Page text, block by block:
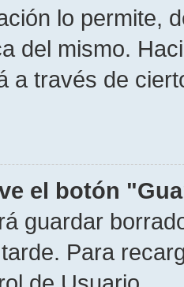
lo permite,
del mismo.
a través de
el botón
guardar
Para